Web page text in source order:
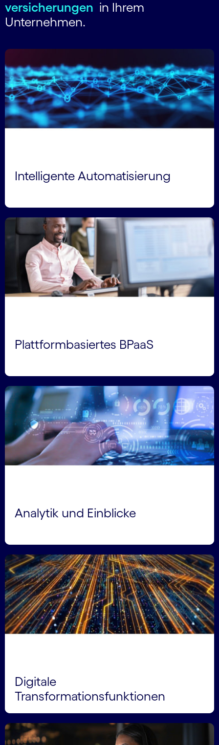
versicherungen in Ihrem
Unternehmen.
Intelligente Automatisierung
Plattformbasiertes BPaaS
Analytik und Einblicke
Digitale
Transformationsfunktionen